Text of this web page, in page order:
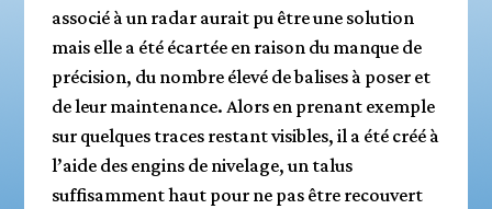
associé à un radar aurait pu être une solution
mais elle a été écartée en raison du manque de
précision, du nombre élevé de balises à poser et
de leur maintenance. Alors en prenant exemple
sur quelques traces restant visibles, il a été créé à
l’aide des engins de nivelage, un talus
suffisamment haut pour ne pas être recouvert